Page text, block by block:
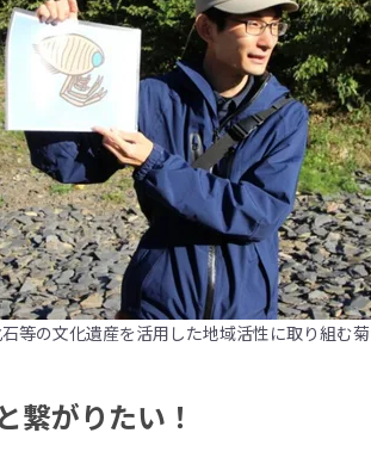
等の文化遺産を活用した地域活性に取り組む
繋がりたい！